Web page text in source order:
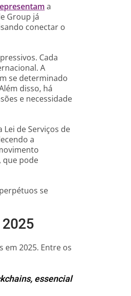
a
Group já
conectar o
Cada
A
se determinado
disso, há
e necessidade
de Serviços de
a
que pode
se
em 2025. Entre os
essencial